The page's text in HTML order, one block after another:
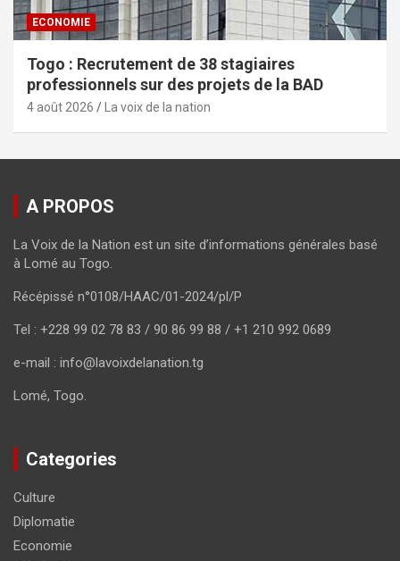
ECONOMIE
Togo : Recrutement de 38 stagiaires
professionnels sur des projets de la BAD
4 août 2026 La voix de la nation
A PROPOS
La Voix de la Nation est un site d’informations générales basé
à Lomé au Togo.
Récépissé n°0108/HAAC/01-2024/pl/P
Tel : +228 99 02 78 83 / 90 86 99 88 / +1 210 992 0689
e-mail : info@lavoixdelanation.tg
Lomé, Togo.
Categories
Culture
Diplomatie
Economie